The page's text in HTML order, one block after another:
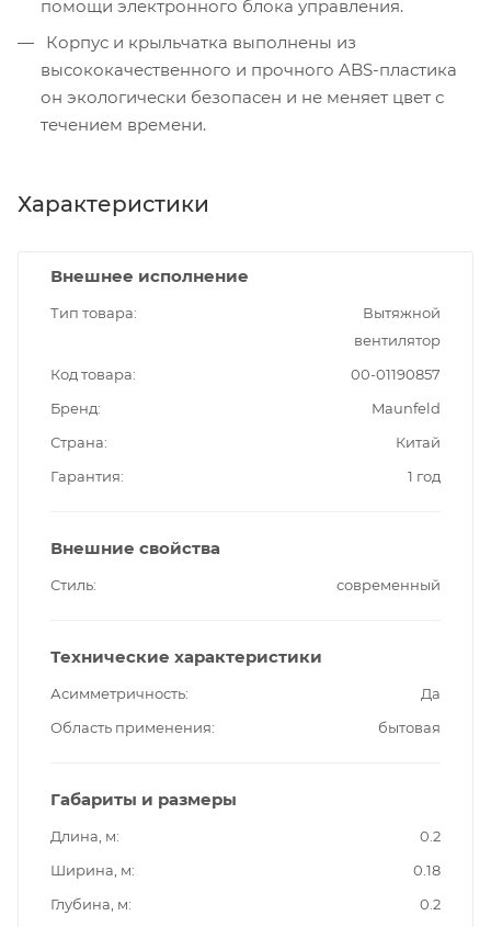
помощи электронного блока управления.
Корпус и крыльчатка выполнены из
высококачественного и прочного ABS-пластика
он экологически безопасен и не меняет цвет с
течением времени.
Характеристики
Внешнее исполнение
Тип товара
Вытяжной
вентилятор
Код товара
00-01190857
Бренд
Maunfeld
Страна
Китай
Гарантия
1 год
Внешние свойства
Стиль современный
Технические характеристики
Асимметричность
Да
Область применения
бытовая
Габариты и размеры
Длина, м
0.2
Ширина, м
0.18
Глубина, м
0.2